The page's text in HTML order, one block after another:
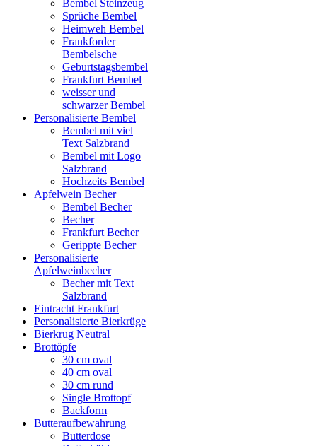
Bembel Steinzeug
Sprüche Bembel
Heimweh Bembel
Frankforder
Bembelsche
Geburtstagsbembel
Frankfurt Bembel
weisser und
schwarzer Bembel
Personalisierte Bembel
Bembel mit viel
Text Salzbrand
Bembel mit Logo
Salzbrand
Hochzeits Bembel
Apfelwein Becher
Bembel Becher
Becher
Frankfurt Becher
Gerippte Becher
Personalisierte
Apfelweinbecher
Becher mit Text
Salzbrand
Eintracht Frankfurt
Personalisierte Bierkrüge
Bierkrug Neutral
Brottöpfe
30 cm oval
40 cm oval
30 cm rund
Single Brottopf
Backform
Butteraufbewahrung
Butterdose